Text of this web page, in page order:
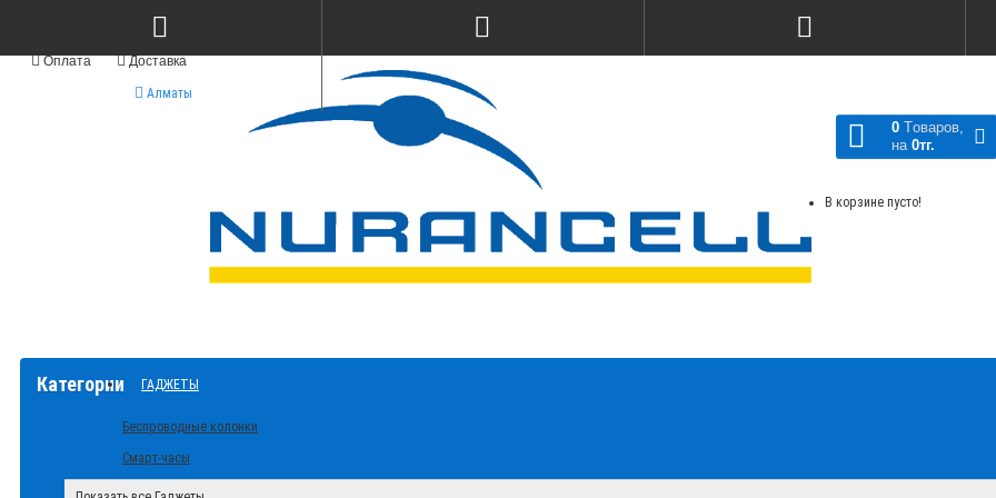
Оплата Доставка
Алматы
0 Tоваров,
на 0тг.
В корзине пусто!
Категории ГАДЖЕТЫ
Беспроводные колонки
Смарт-часы